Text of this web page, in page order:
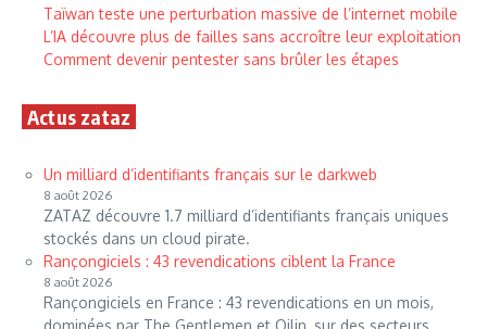
Taïwan teste une perturbation massive de l’internet mobile
L’IA découvre plus de failles sans accroître leur exploitation
Comment devenir pentester sans brûler les étapes
Actus zataz
Un milliard d’identifiants français sur le darkweb
8 août 2026
ZATAZ découvre 1.7 milliard d’identifiants français uniques
stockés dans un cloud pirate.
Rançongiciels : 43 revendications ciblent la France
8 août 2026
Rançongiciels en France : 43 revendications en un mois,